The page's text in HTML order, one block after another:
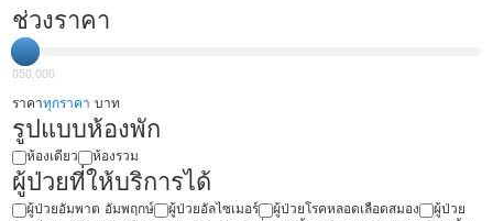
ช่วงราคา
050,000
ราคาทุกราคา บาท
รูปแบบห้องพัก
ห้องเดียว ห้องรวม
ผู้ป่วยที่ให้บริการได้
ผู้ป่วยอัมพาต อัมพฤกษ์ ผู้ป่วยอัลไซเมอร์ ผู้ป่วยโรคหลอดเลือดสมอง
ผู้ป่วย